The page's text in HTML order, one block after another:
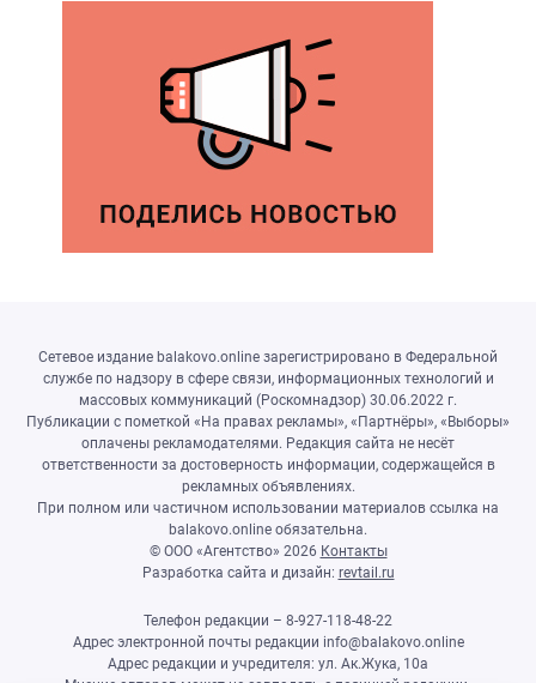
Сетевое издание balakovo.online зарегистрировано в Федеральной
службе по надзору в сфере связи, информационных технологий и
массовых коммуникаций (Роскомнадзор) 30.06.2022 г.
Публикации с пометкой «На правах рекламы», «Партнёры», «Выборы»
оплачены рекламодателями. Редакция сайта не несёт
ответственности за достоверность информации, содержащейся в
рекламных объявлениях.
При полном или частичном использовании материалов ссылка на
balakovo.online обязательна.
© ООО «Агентство» 2026 Контакты
Разработка сайта и дизайн: revtail.ru
Телефон редакции – 8-927-118-48-22
Адрес электронной почты редакции info@balakovo.online
Адрес редакции и учредителя: ул. Ак.Жука, 10а